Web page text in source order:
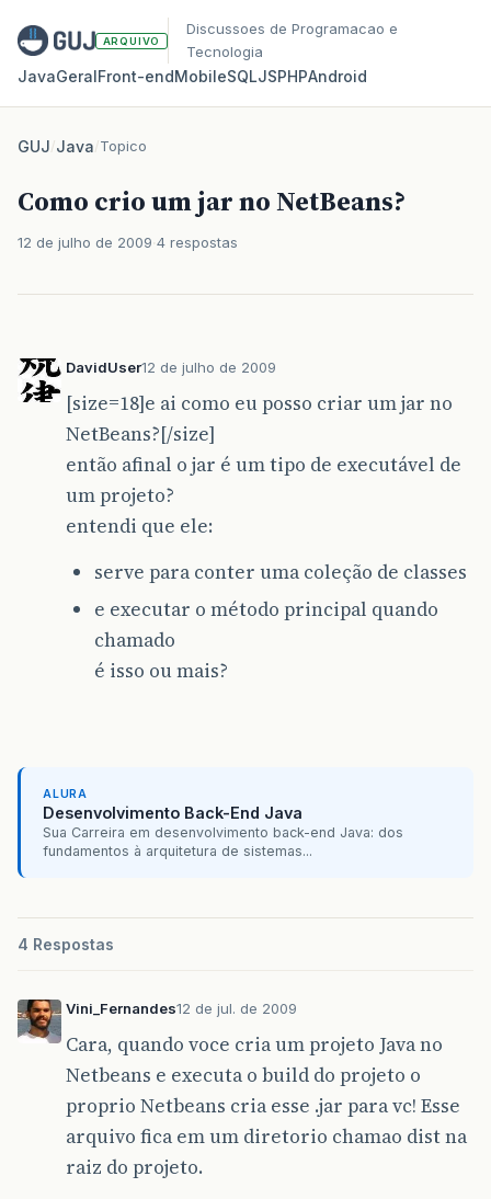
ARQUIVO
Discussoes de Programacao e
Tecnologia
JavaGeralFront‑endMobileSQLJSPHPAndroid
GUJ/Java/Topico
Como crio um jar no NetBeans?
12 de julho de 2009 4 respostas
DavidUser12 de julho de 2009
[size=18]e ai como eu posso criar um jar no
NetBeans?[/size]
então afinal o jar é um tipo de executável de
um projeto?
entendi que ele:
serve para conter uma coleção de classes
e executar o método principal quando
chamado
é isso ou mais?
ALURA
Desenvolvimento Back-End Java
Sua Carreira em desenvolvimento back-end Java: dos
fundamentos à arquitetura de sistemas...
4 Respostas
Vini_Fernandes12 de jul. de 2009
Cara, quando voce cria um projeto Java no
Netbeans e executa o build do projeto o
proprio Netbeans cria esse .jar para vc! Esse
arquivo fica em um diretorio chamao dist na
raiz do projeto.